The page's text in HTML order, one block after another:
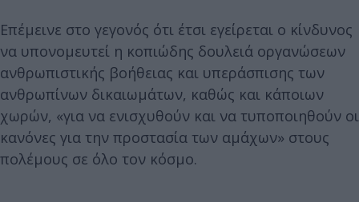
Επέμεινε στο γεγονός ότι έτσι εγείρεται ο κίνδυνος
να υπονομευτεί η κοπιώδης δουλειά οργανώσεων
ανθρωπιστικής βοήθειας και υπεράσπισης των
ανθρωπίνων δικαιωμάτων, καθώς και κάποιων
χωρών, «για να ενισχυθούν και να τυποποιηθούν οι
κανόνες για την προστασία των αμάχων» στους
πολέμους σε όλο τον κόσμο.